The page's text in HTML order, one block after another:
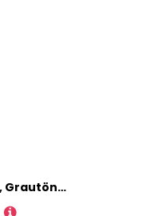
buttinette Textilgarn, Grautöne, 1000 g